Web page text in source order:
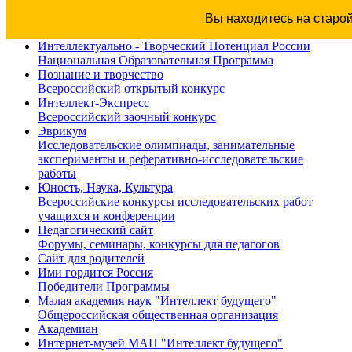
Вы находитесь на
Интеллектуально - Творческий Потенциал России
Национальная Образовательная Программа
Познание и творчество
Всероссийский открытый конкурс
Интеллект-Экспресс
Всероссийский заочный конкурс
Эврикум
Исследовательские олимпиады, занимательные
эксперименты и реферативно-исследовательские
работы
Юность, Наука, Культура
Всероссийские конкурсы исследовательских работ
учащихся и конференции
Педагогический сайт
Форумы, семинары, конкурсы для педагогов
Сайт для родителей
Ими гордится Россия
Победители Программы
Малая академия наук "Интеллект будущего"
Общероссийская общественная организация
Академиан
Интернет-музей МАН "Интеллект будущего"